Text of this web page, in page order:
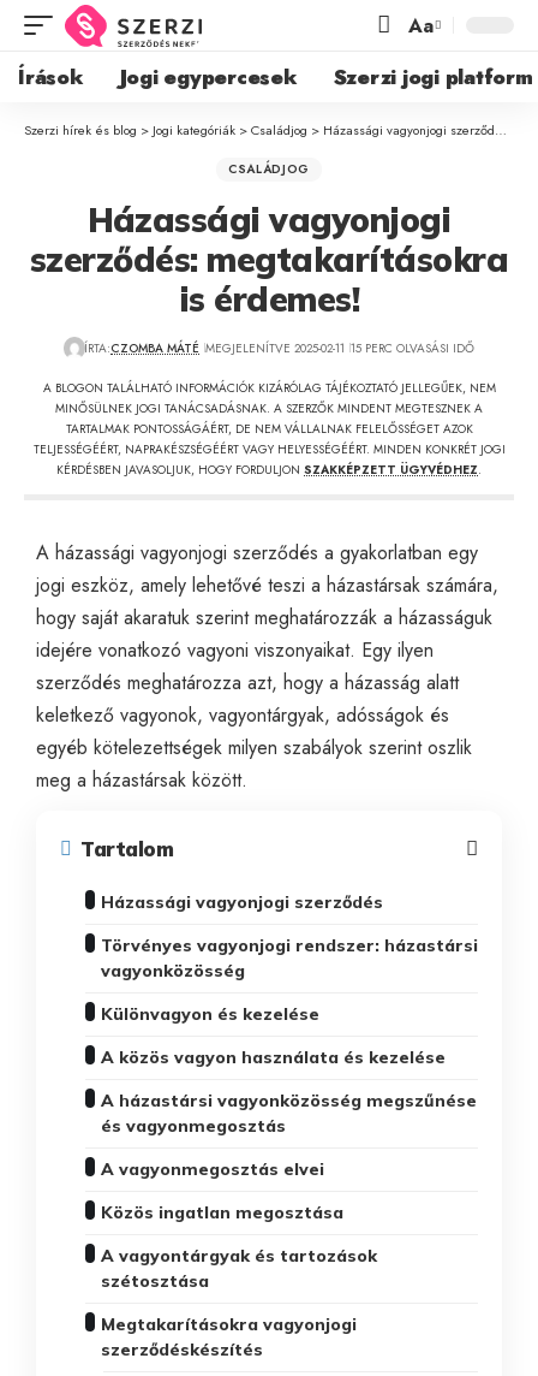
Aa
Írások Jogi egypercesek Szerzi jogi platform
Szerzi hírek és blog > Jogi kategóriák >Családjog > Házassági vagyonjogi szerződés: megtakarításokra is érdemes!
CSALÁDJOG
Házassági vagyonjogi
szerződés: megtakarításokra
is érdemes!
ÍRTA:CZOMBA MÁTÉ MEGJELENÍTVE 2025-02-11 15 PERC OLVASÁSI IDŐ
A BLOGON TALÁLHATÓ INFORMÁCIÓK KIZÁRÓLAG TÁJÉKOZTATÓ JELLEGŰEK, NEM
MINŐSÜLNEK JOGI TANÁCSADÁSNAK. A SZERZŐK MINDENT MEGTESZNEK A
TARTALMAK PONTOSSÁGÁÉRT, DE NEM VÁLLALNAK FELELŐSSÉGET AZOK
TELJESSÉGÉÉRT, NAPRAKÉSZSÉGÉÉRT VAGY HELYESSÉGÉÉRT. MINDEN KONKRÉT JOGI
KÉRDÉSBEN JAVASOLJUK, HOGY FORDULJON SZAKKÉPZETT ÜGYVÉDHEZ.
A házassági vagyonjogi szerződés a gyakorlatban egy
jogi eszköz, amely lehetővé teszi a házastársak számára,
hogy saját akaratuk szerint meghatározzák a házasságuk
idejére vonatkozó vagyoni viszonyaikat. Egy ilyen
szerződés meghatározza azt, hogy a házasság alatt
keletkező vagyonok, vagyontárgyak, adósságok és
egyéb kötelezettségek milyen szabályok szerint oszlik
meg a házastársak között.
Tartalom
Házassági vagyonjogi szerződés
Törvényes vagyonjogi rendszer: házastársi
vagyonközösség
Különvagyon és kezelése
A közös vagyon használata és kezelése
A házastársi vagyonközösség megszűnése
és vagyonmegosztás
A vagyonmegosztás elvei
Közös ingatlan megosztása
A vagyontárgyak és tartozások
szétosztása
Megtakarításokra vagyonjogi
szerződéskészítés